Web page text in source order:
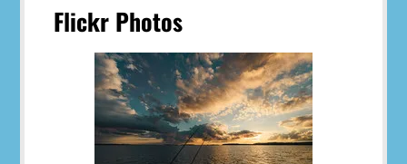
Flickr Photos